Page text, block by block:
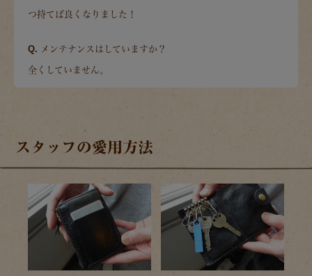
つ持てば良くなりました！
Q. メンテナンスはしていますか？
全くしていません。
スタッフの愛用方法